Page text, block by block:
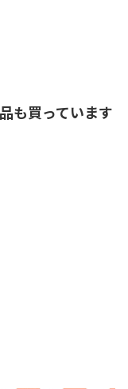
も買っています